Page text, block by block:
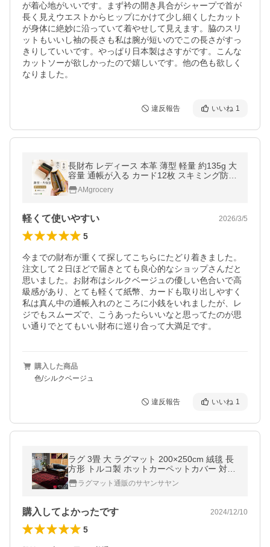
が着心地がいいです。まず衿の開き具合がシャープで首が
長く見えウエストからヒップにかけて少し細くしたカット
が身体に絶妙に沿っていて着やせして見えます。脇のスリ
ットもいいし袖の長さも私は腕が短いのでこの長さがすっ
きりしていいです。やっぱり日本製はさすがです。こんな
カットソーが欲しかったので嬉しいです。他の色も欲しく
なりました。
違反報告 いいね 1
長財布 レディース 本革 薄型 軽量 約135g 大
容量 通帳が入る カード12枚 スキミング防止
RFID L字ファスナー 柔らかい 牛革 名入れ
ギフト 送料無料
AMgrocery
軽くて使いやすい 2026/3/5
5
今までの財布が重くて探してこちらにたどり着きました。
注文して２日ほどで届きとても良心的なショップさんだと
思いました。お財布はシルクベージュの優しい色合いで高
級感があり、とても軽くて紙幣、カードも取り出しやすく
私は真ん中の通帳入れのところに小銭をいれましたが、レ
ジでもスムーズで、こうあったらいいなと思ってたのが思
い通りでとてもいい財布に巡り合って大満足です。
購入した商品
色/シルクベージュ
違反報告 いいね 1
ラグ 3畳 大 ラグマット 200×250cm 絨毯 長
方形 トルコ製 ホットカーペットカバー 対応
グリーン 緑 レッド 赤 ウィルトン織り オー
ルシーズン じゅうたん
ラグマット通販のサヤンサヤン
購入してよかったです 2024/12/10
5